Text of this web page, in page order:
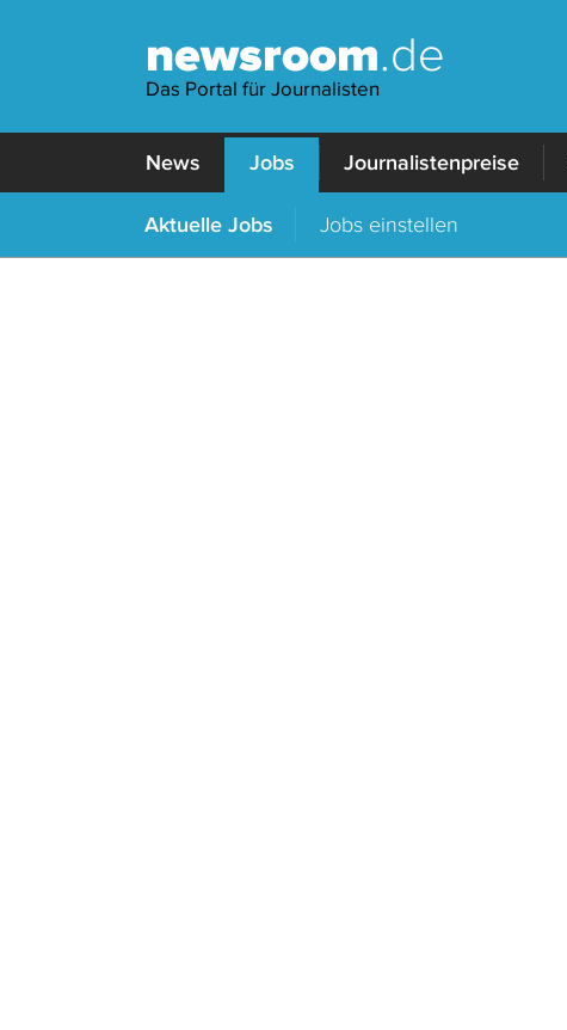
newsroom.de
Das Portal für Journalisten
News Jobs Journalistenpreise
Aktuelle Jobs Jobs einstellen